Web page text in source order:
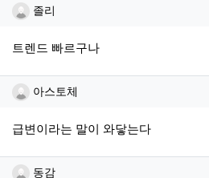
졸리님의 댓글
졸리
트렌드 빠르구나
아스토체님의 댓글
아스토체
급변이라는 말이 와닿는다
동감님의 댓글
동감